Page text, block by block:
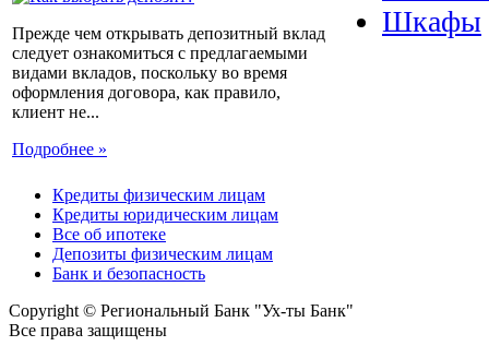
Прежде чем открывать депозитный вклад
следует ознакомиться с предлагаемыми
видами вкладов, поскольку во время
оформления договора, как правило,
клиент не...
Подробнее »
Шкафы
Кредиты физическим лицам
Кредиты юридическим лицам
Все об ипотеке
Депозиты физическим лицам
Банк и безопасность
Copyright © Региональный Банк "Ух-ты Банк"
Все права защищены